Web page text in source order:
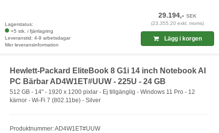
Lagerstatus:
+5 stk. i fjärrlagring
Leveranstid: 4-9 arbetsdagar
Mer leveransinformation
29.194,-SEK
(23.355,20 exkl. moms)
Lägg i korgen
Hewlett-Packard EliteBook 8 G1i 14 inch Notebook AI
PC Bärbar AD4W1ET#UUW - 225U - 24 GB
512 GB - 14" - 1920 x 1200 pixlar - Ej tillgänglig - Windows 11 Pro - 12
kärnor - Wi-Fi 7 (802.11be) - Silver
Produktnummer: AD4W1ET#UUW